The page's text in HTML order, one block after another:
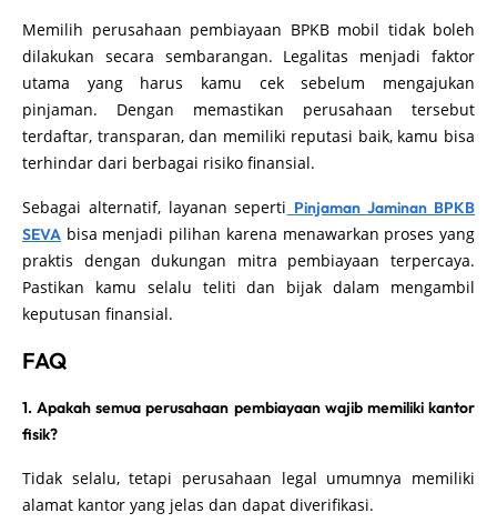
Memilih perusahaan pembiayaan BPKB mobil tidak boleh
dilakukan secara sembarangan. Legalitas menjadi faktor
utama yang harus kamu cek sebelum mengajukan
pinjaman. Dengan memastikan perusahaan tersebut
terdaftar, transparan, dan memiliki reputasi baik, kamu bisa
terhindar dari berbagai risiko finansial.
Sebagai alternatif, layanan seperti Pinjaman Jaminan BPKB
SEVA bisa menjadi pilihan karena menawarkan proses yang
praktis dengan dukungan mitra pembiayaan terpercaya.
Pastikan kamu selalu teliti dan bijak dalam mengambil
keputusan finansial.
FAQ
1. Apakah semua perusahaan pembiayaan wajib memiliki kantor
fisik?
Tidak selalu, tetapi perusahaan legal umumnya memiliki
alamat kantor yang jelas dan dapat diverifikasi.